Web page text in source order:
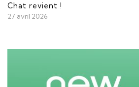
Chat revient !
27 avril 2026